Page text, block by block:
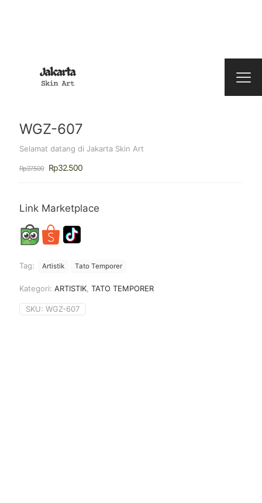
WGZ-607
Selamat datang di Jakarta Skin Art
Rp37.500
Harga
adalah:
Rp32.500Harga
ini
Rp32.500.
Link Marketplace
Tag: Artistik Tato Temporer
Kategori: ARTISTIK TATO TEMPORER
SKU: WGZ-607